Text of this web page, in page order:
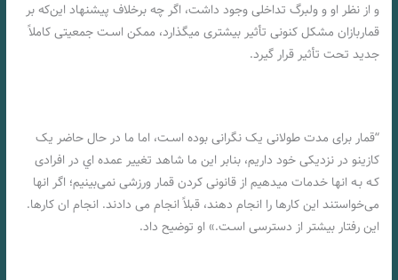
و از نظر او و ولبرگ تداخلی وجود داشت، اگر چه برخلاف پیشنهاد این‌که بر
قماربازان مشکل کنونی تأثیر بیشتری میگذارد، ممکن اسـت جمعیتی کاملاً
جدید تحت تأثیر قرار گیرد.
“قمار برای مدت طولانی یک نگرانی بوده اسـت، اما ما در حال حاضر یک
کازینو در نزدیکی خود داریم، بنابر این ما شاهد تغییر عمده اي در افرادی
کـه بـه انها خدمات میدهیم از قانونی کردن قمار ورزشی نمی‌بینیم؛ اگر انها
می‌خواستند این کارها را انجام دهند، قبلاً انجام می دادند. انجام ان کارها.
این رفتار بیشتر از دسترسی اسـت.» او توضیح داد.